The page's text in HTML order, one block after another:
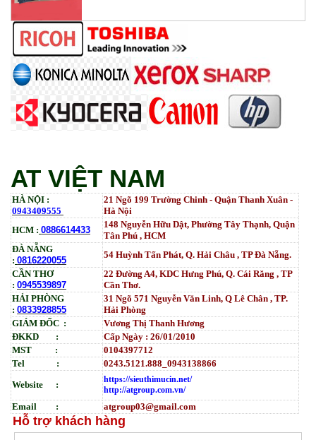
AT VIỆT NAM
HÀ NỘI :
0943409555
21 Ngõ 199 Trường Chinh - Quận Thanh Xuân -
Hà Nội
HCM : 0886614433
148 Nguyễn Hữu Dật, Phường Tây Thạnh, Quận
Tân Phú , HCM
ĐÀ NẴNG
: 0816220055
54 Huỳnh Tấn Phát, Q. Hải Châu , TP Đà Nẵng.
CẦN THƠ
: 0945539897
22 Đường A4, KDC Hưng Phú, Q. Cái Răng , TP
Cần Thơ.
HẢI PHÒNG
: 0833928855
31 Ngõ 571 Nguyễn Văn Linh, Q Lê Chân , TP.
Hải Phòng
GIÁM ĐỐC :
Vương Thị Thanh Hương
ĐKKD :
Cấp Ngày : 26/01/2010
MST :
0104397712
Tel :
0243.5121.888_0943138866
Website :
https://sieuthimucin.net/
http://atgroup.com.vn/
Email : atgroup03@gmail.com
Hỗ trợ khách hàng